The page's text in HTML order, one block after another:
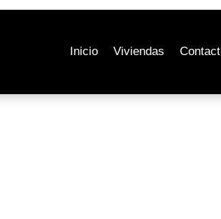
Inicio Viviendas